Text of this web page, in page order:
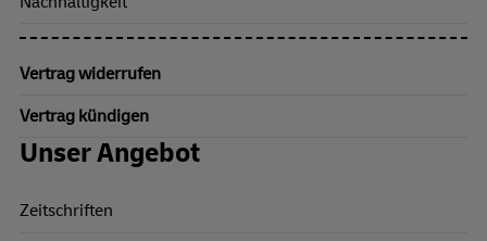
Vertrag widerrufen
Vertrag kündigen
Unser Angebot
Zeitschriften